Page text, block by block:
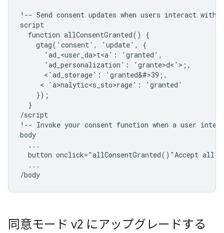
!-- Send consent updates when users interact with
script
  function allConsentGranted() {
    gtag('consent', 'update', {
      'ad_<user_da>t<a': 'granted',
      'ad_personalization': 'grante>d<'>;,
      <'ad_storage': 'granted&#>39;,
     < 'a>nalytic<s_sto>r
age': 'granted'
    });
  }
/script
!-- Invoke your consent function when a user
body
  ...
button onclick="allConsentGranted()"Accept all/
  ...
同意モード v2 にアップグレードする